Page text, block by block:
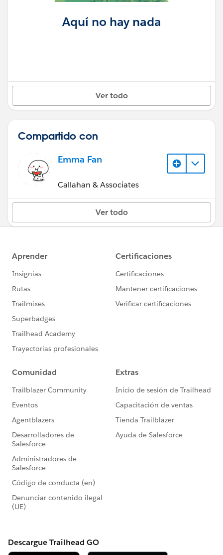
Aquí no hay nada
Ver todo
Compartido con
Emma Fan
Callahan & Associates
Ver todo